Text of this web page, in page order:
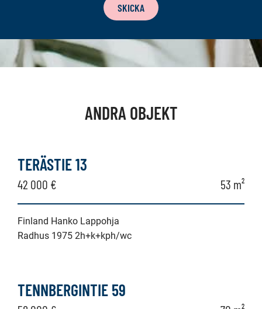
SKICKA
ANDRA OBJEKT
TERÄSTIE 13
42 000 € 53 m²
Finland Hanko Lappohja
Radhus 1975 2h+k+kph/wc
TENNBERGINTIE 59